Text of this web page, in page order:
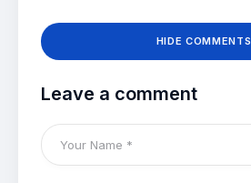
HIDE COMMENTS
Leave a comment